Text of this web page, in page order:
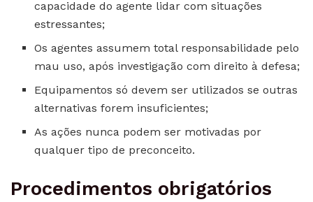
capacidade do agente lidar com situações
estressantes;
Os agentes assumem total responsabilidade pelo
mau uso, após investigação com direito à defesa;
Equipamentos só devem ser utilizados se outras
alternativas forem insuficientes;
As ações nunca podem ser motivadas por
qualquer tipo de preconceito.
Procedimentos obrigatórios